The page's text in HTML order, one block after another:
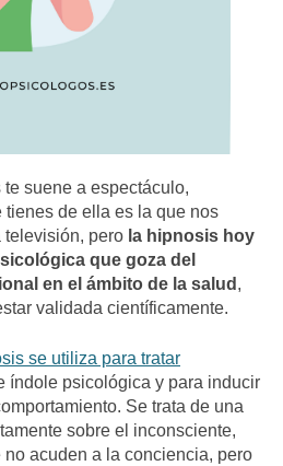
suene a espectáculo,
de ella es la que nos
pero la hipnosis hoy
que goza del
en el ámbito de la salud,
validada científicamente.
se utiliza para tratar
índole psicológica y para inducir
Se trata de una
sobre el inconsciente,
acuden a la conciencia, pero